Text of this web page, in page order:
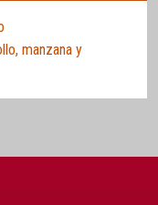
manzana y